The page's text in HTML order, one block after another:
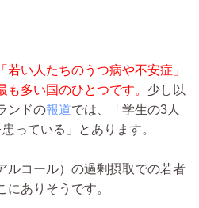
若い人たちのうつ病や不安症」
多い国のひとつです。 少し以
ンドの報道では、「学生の3人
っている」とあります。
ルコール）の過剰摂取での若者
ありそうです。